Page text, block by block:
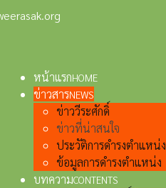
หน้าแรกHOME
ข่าวสารNEWS
ข่าววีระศักดิ์
ข่าวที่น่าสนใจ
ประวัติการดำรงตำแหน่ง
ข้อมูลการดำรงตำแหน่ง
บทความCONTENTS